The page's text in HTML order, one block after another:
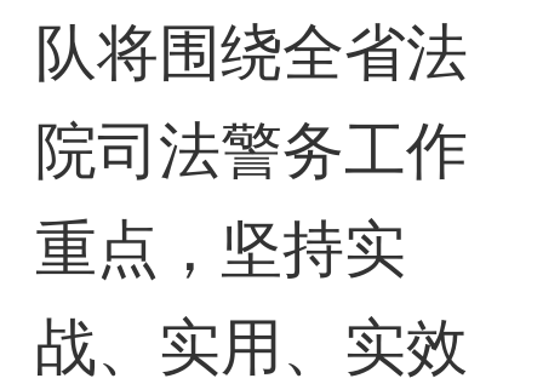
队将围绕全省法
院司法警务工作
重点，坚持实
战、实用、实效